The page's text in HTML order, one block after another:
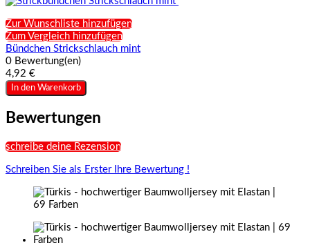
Zur Wunschliste hinzufügen
Zum Vergleich hinzufügen
Bündchen Strickschlauch mint
0 Bewertung(en)
4,92 €
In den Warenkorb
Bewertungen
schreibe deine Rezension
Schreiben Sie als Erster Ihre Bewertung !